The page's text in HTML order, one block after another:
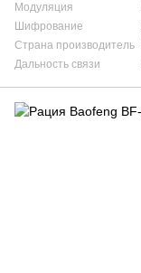
Модуляция
Шифрование
Страна производитель
Дальность связи